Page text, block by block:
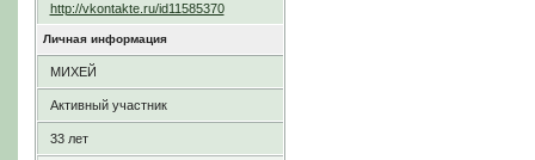
http://vkontakte.ru/id11585370
Личная информация
МИХЕЙ
Активный участник
33 лет